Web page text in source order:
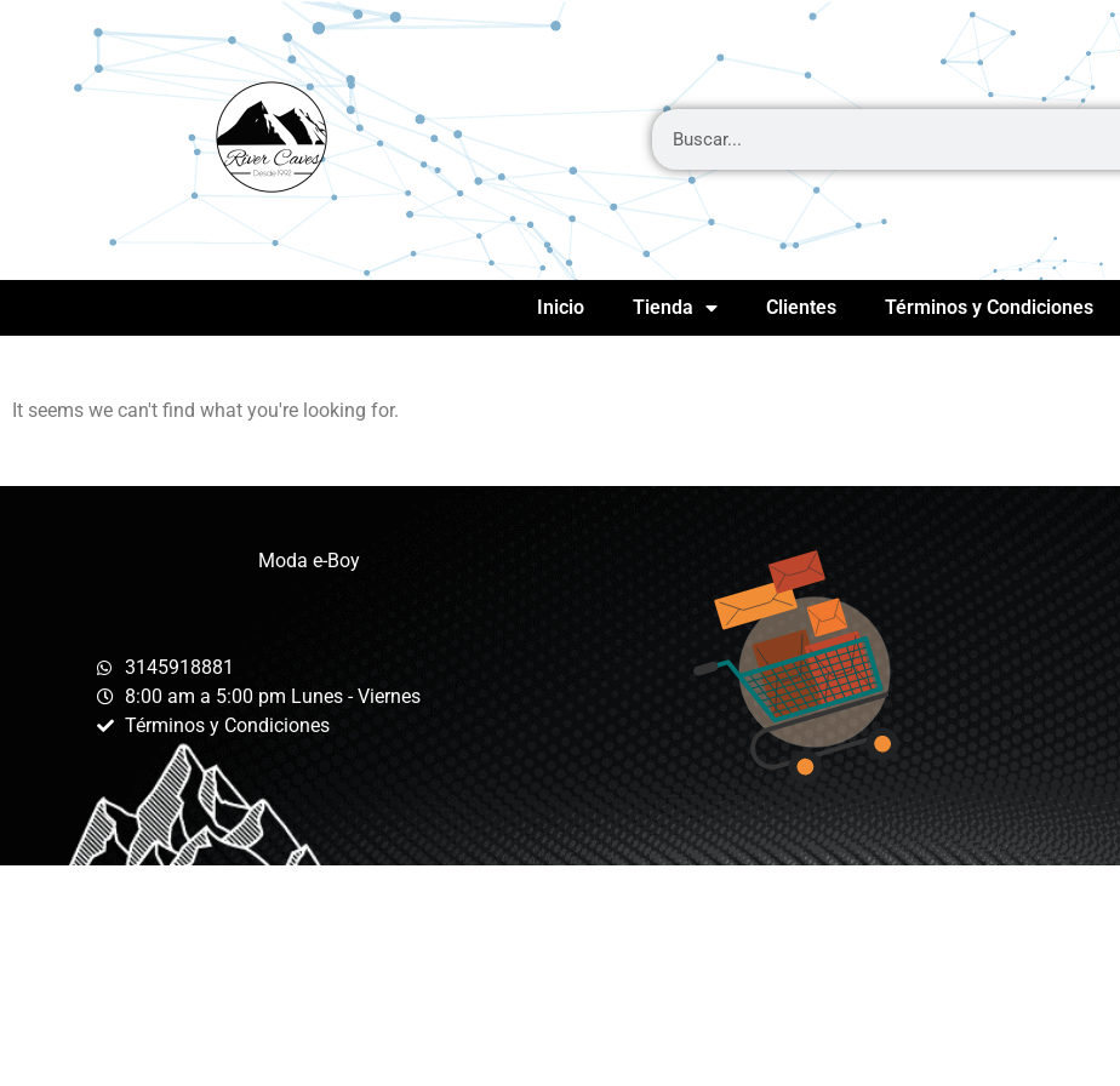
Inicio Tienda Clientes Términos y Condiciones
It seems we can't find what you're looking for.
Moda e-Boy
3145918881
8:00 am a 5:00 pm Lunes - Viernes
Términos y Condiciones